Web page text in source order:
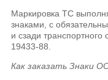
Маркировка ТС
знаками, с
и сзади транспортного
19433-88.
Как заказать Знаки